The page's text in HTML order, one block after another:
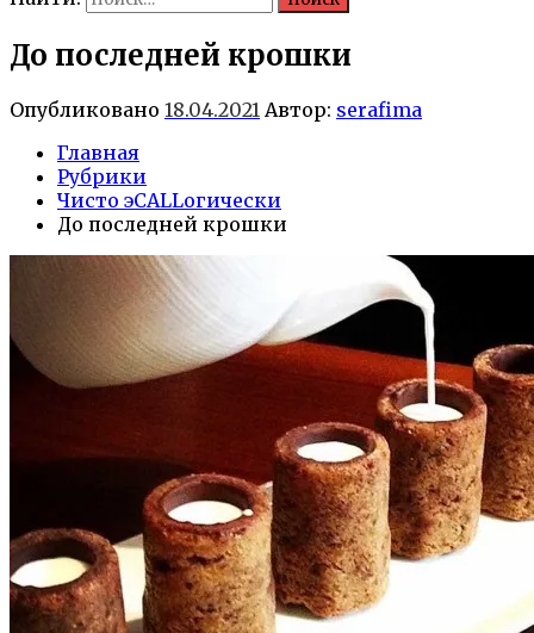
До последней крошки
Опубликовано 18.04.2021 Автор: serafima
Главная
Рубрики
Чисто эCALLогически
До последней крошки